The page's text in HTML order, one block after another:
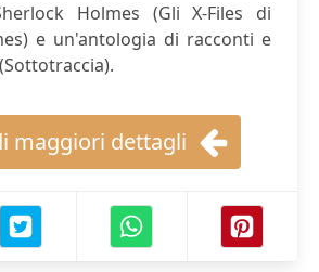
Holmes (Gli X-Files di
e un'antologia di racconti e
maggiori dettagli